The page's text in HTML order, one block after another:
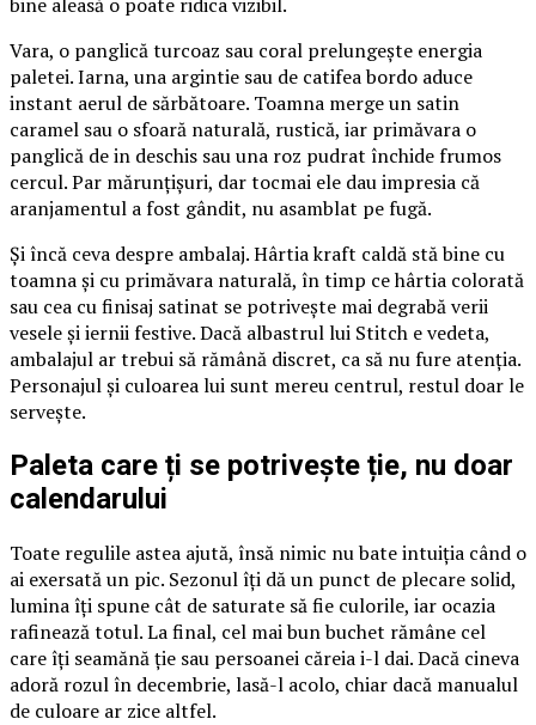
Vara, o panglică turcoaz sau coral prelungește energia
paletei. Iarna, una argintie sau de catifea bordo aduce
instant aerul de sărbătoare. Toamna merge un satin
caramel sau o sfoară naturală, rustică, iar primăvara o
panglică de in deschis sau una roz pudrat închide frumos
cercul. Par mărunțișuri, dar tocmai ele dau impresia că
aranjamentul a fost gândit, nu asamblat pe fugă.
Și încă ceva despre ambalaj. Hârtia kraft caldă stă bine cu
toamna și cu primăvara naturală, în timp ce hârtia colorată
sau cea cu finisaj satinat se potrivește mai degrabă verii
vesele și iernii festive. Dacă albastrul lui Stitch e vedeta,
ambalajul ar trebui să rămână discret, ca să nu fure atenția.
Personajul și culoarea lui sunt mereu centrul, restul doar le
servește.
Paleta care ți se potrivește ție, nu doar
calendarului
Toate regulile astea ajută, însă nimic nu bate intuiția când o
ai exersată un pic. Sezonul îți dă un punct de plecare solid,
lumina îți spune cât de saturate să fie culorile, iar ocazia
rafinează totul. La final, cel mai bun buchet rămâne cel
care îți seamănă ție sau persoanei căreia i-l dai. Dacă cineva
adoră rozul în decembrie, lasă-l acolo, chiar dacă manualul
de culoare ar zice altfel.